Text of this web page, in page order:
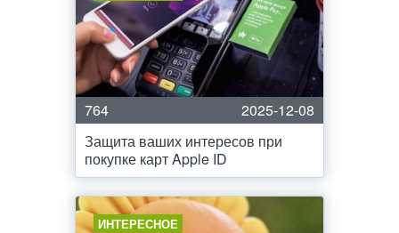
764
2025-12-08
Защита ваших интересов при
покупке карт Apple ID
ИНТЕРЕСНОЕ